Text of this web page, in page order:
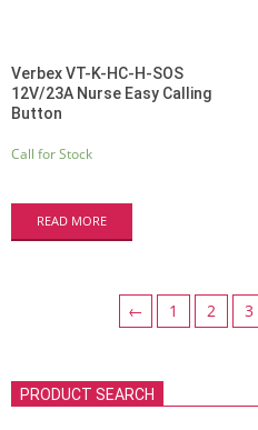
Verbex VT-K-HC-H-SOS
12V/23A Nurse Easy Calling
Button
Call for Stock
READ MORE
← 1 2 3
PRODUCT SEARCH